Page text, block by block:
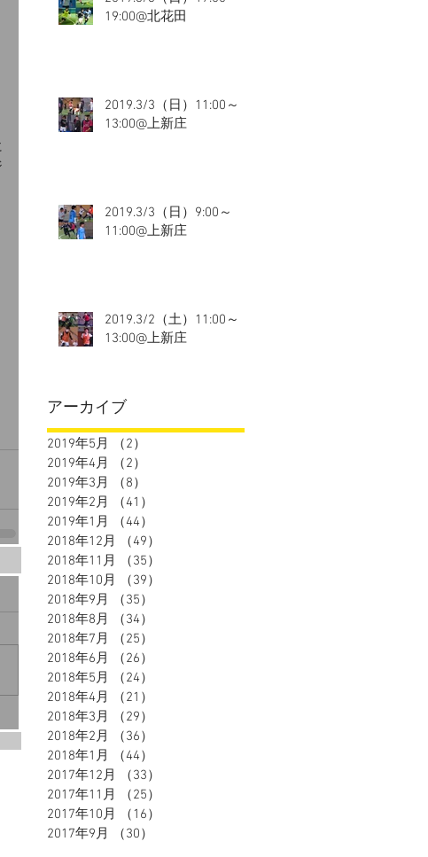
19:00@北花田
2019.3/3（日）11:00～
13:00@上新庄
2019.3/3（日）9:00～
11:00@上新庄
2019.3/2（土）11:00～
13:00@上新庄
アーカイブ
2019年5月 （2）
2019年4月
（2）
2019年3月
（8）
2019年2月
（41）
2019年1月
（44）
2018年12月
（49）
2018年11月
（35）
2018年10月
（39）
2018年9月
（35）
2018年8月
（34）
2018年7月
（25）
2018年6月
（26）
2018年5月
（24）
2018年4月
（21）
2018年3月
（29）
2018年2月
（36）
2018年1月
（44）
2017年12月
（33）
2017年11月
（25）
2017年10月
（16）
2017年9月
（30）